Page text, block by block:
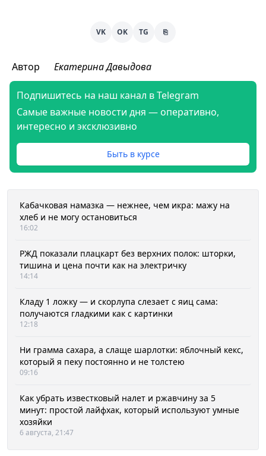
VK OK TG ⎘
Автор Екатерина Давыдова
Подпишитесь на наш канал в Telegram
Самые важные новости дня — оперативно,
интересно и эксклюзивно
Быть в курсе
Кабачковая намазка — нежнее, чем икра: мажу на
хлеб и не могу остановиться
16:02
РЖД показали плацкарт без верхних полок: шторки,
тишина и цена почти как на электричку
14:14
Кладу 1 ложку — и скорлупа слезает с яиц сама:
получаются гладкими как с картинки
12:18
Ни грамма сахара, а слаще шарлотки: яблочный кекс,
который я пеку постоянно и не толстею
09:16
Как убрать известковый налет и ржавчину за 5
минут: простой лайфхак, который используют умные
хозяйки
6 августа, 21:47